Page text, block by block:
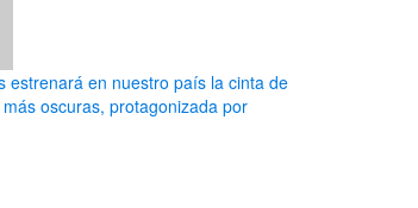
estrenará en nuestro país la cinta de
oscuras, protagonizada por